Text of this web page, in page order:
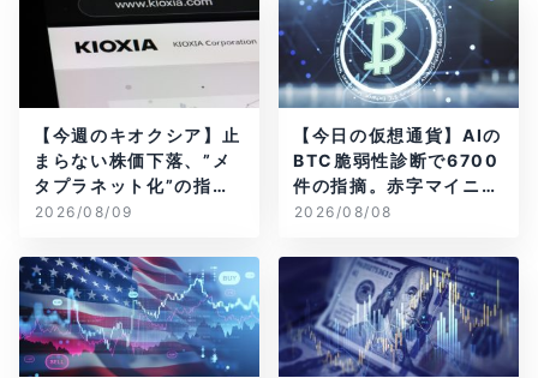
【今週のキオクシア】止
まらない株価下落、”メ
タプラネット化”の指摘
は本当？
2026/08/09
【今日の仮想通貨】AIの
BTC脆弱性診断で6700
件の指摘。赤字マイニン
グ企業はAIに賭ける
2026/08/08